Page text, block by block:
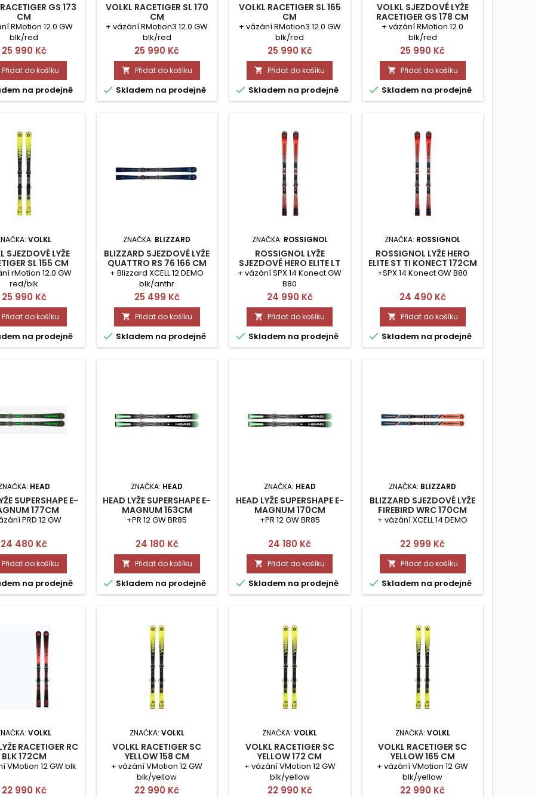
GS 173
CM
RMotion 12.0 GW
blk/red
Cena
25 990 Kč
Přidat do košíku
na prodejně
VOLKL RACETIGER SL 170
CM
+ vázání RMotion3 12.0 GW
blk/red
Cena
25 990 Kč
 Přidat do košíku
 Skladem na prodejně
VOLKL RACETIGER SL 165
CM
+ vázání RMotion3 12.0 GW
blk/red
Cena
25 990 Kč
 Přidat do košíku
 Skladem na prodejně
VOLKL SJEZDOVÉ LYŽE
RACETIGER GS 178 CM
+ vázání RMotion 12.0
blk/red
Cena
25 990 Kč
 Přidat do košíku
 Skladem na prodejně
VOLKL
SJEZDOVÉ LYŽE
SL 155 CM
rMotion 12.0 GW
red/blk
Cena
25 990 Kč
Přidat do košíku
na prodejně
ZNAČKA: BLIZZARD
BLIZZARD SJEZDOVÉ LYŽE
QUATTRO RS 76 166 CM
+ Blizzard XCELL 12 DEMO
blk/anthr
Cena
25 499 Kč
 Přidat do košíku
 Skladem na prodejně
ZNAČKA: ROSSIGNOL
ROSSIGNOL LYŽE
SJEZDOVÉ HERO ELITE LT
TI 182CM (SET)
+ vázání SPX 14 Konect GW
B80
Cena
24 990 Kč
 Přidat do košíku
 Skladem na prodejně
ZNAČKA: ROSSIGNOL
ROSSIGNOL LYŽE HERO
ELITE ST TI KONECT 172CM
(SET)
+SPX 14 Konect GW B80
Cena
24 490 Kč
 Přidat do košíku
 Skladem na prodejně
HEAD
SUPERSHAPE E-
177CM
PRD 12 GW
Cena
24 480 Kč
Přidat do košíku
na prodejně
ZNAČKA: HEAD
HEAD LYŽE SUPERSHAPE E-
MAGNUM 163CM
+PR 12 GW BR85
Cena
24 180 Kč
 Přidat do košíku
 Skladem na prodejně
ZNAČKA: HEAD
HEAD LYŽE SUPERSHAPE E-
MAGNUM 170CM
+PR 12 GW BR85
Cena
24 180 Kč
 Přidat do košíku
 Skladem na prodejně
ZNAČKA: BLIZZARD
BLIZZARD SJEZDOVÉ LYŽE
FIREBIRD WRC 170CM
+ vázání XCELL 14 DEMO
Cena
22 999 Kč
 Přidat do košíku
 Skladem na prodejně
VOLKL
RACETIGER RC
BLK 172CM
VMotion 12 GW blk
Cena
22 990 Kč
ZNAČKA: VOLKL
VOLKL RACETIGER SC
YELLOW 158 CM
+ vázání VMotion 12 GW
blk/yellow
Cena
22 990 Kč
ZNAČKA:VOLKL
VOLKL RACETIGER SC
YELLOW 172 CM
+ vázání VMotion 12 GW
blk/yellow
Cena
22 990 Kč
ZNAČKA: VOLKL
VOLKL RACETIGER SC
YELLOW 165 CM
+ vázání VMotion 12 GW
blk/yellow
Cena
22 990 Kč